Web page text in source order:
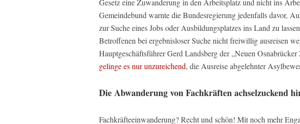
Gemeindebund warnte die Bundesregierung jedenfalls davor,
zur Suche eines Jobs oder Ausbildungsplatzes ins Land zu
Betroffenen bei ergebnisloser Suche nicht freiwillig ausreisen
Hauptgeschäftsführer Gerd Landsberg der „Neuen
gelinge es nur unzureichend, die Ausreise abgelehnter
Die Abwanderung von Fachkräften achselzuckend
Fachkräfteeinwanderung? Recht und schön! Mit noch mehr